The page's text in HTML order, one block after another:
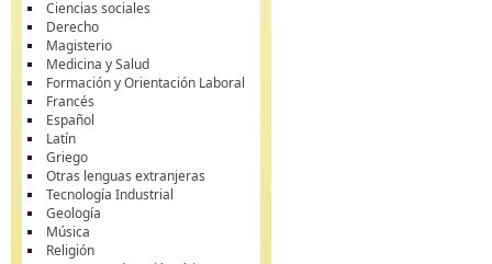
Ciencias sociales
Derecho
Magisterio
Medicina y Salud
Formación y Orientación Laboral
Francés
Español
Latín
Griego
Otras lenguas extranjeras
Tecnología Industrial
Geología
Música
Religión